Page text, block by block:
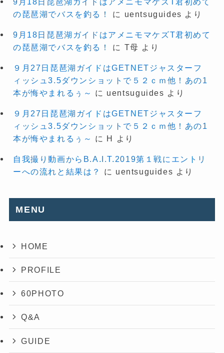
の琵琶湖でバスを釣る！
に uentsuguides より
9月18日琵琶湖ガイドはアメニモマケズT君初めて
の琵琶湖でバスを釣る！
に T母 より
９月27日琵琶湖ガイドはGETNETジャスターフ
ィッシュ3.5ダウンショットで５２ｃｍ他！あの1
本が悔やまれるぅ～
に uentsuguides より
９月27日琵琶湖ガイドはGETNETジャスターフ
ィッシュ3.5ダウンショットで５２ｃｍ他！あの1
本が悔やまれるぅ～
に H より
自我撮り動画からB.A.I.T.2019第１戦にエントリ
ーへの流れと結果は？
に uentsuguides より
MENU
HOME
PROFILE
60PHOTO
Q&A
GUIDE